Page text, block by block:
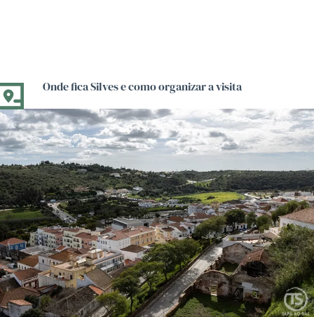
Onde fica Silves e como organizar a visita